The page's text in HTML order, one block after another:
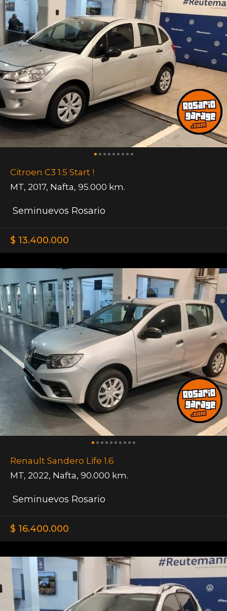
Citroen C3 1.5 Start !
MT, 2017, Nafta, 95.000 km.
Seminuevos Rosario
$ 13.400.000
Renault Sandero Life 1.6
MT, 2022, Nafta, 90.000 km.
Seminuevos Rosario
$ 16.400.000